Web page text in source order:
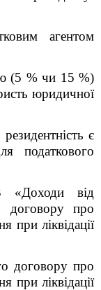
агентом
(5 % чи 15 %)
юридичної
є
податкового
«Доходи від
договору про
при ліквідації
договору про
при ліквідації